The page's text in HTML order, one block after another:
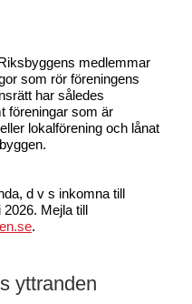
medlemmar
som rör föreningens
har således
föreningar som är
lokalförening och lånat
d v s inkomna till
Mejla till
.
yttranden